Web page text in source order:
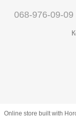
068-976-09-09
Online store built with